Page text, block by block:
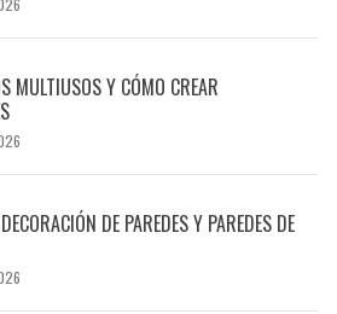
MULTIUSOS Y CÓMO CREAR
DE PAREDES Y PAREDES DE